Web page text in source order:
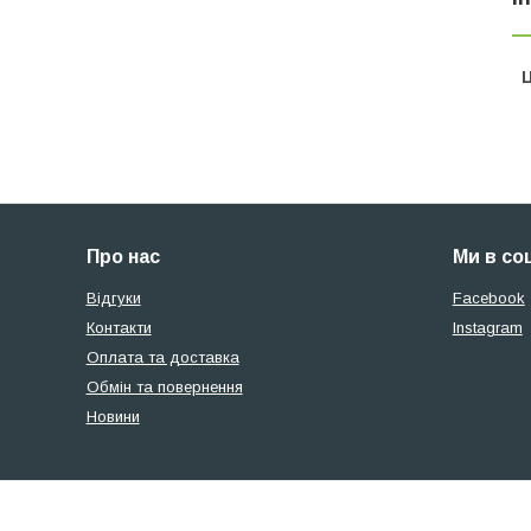
Про нас
Відгуки
Контакти
Оплата та доставка
Обмін та повернення
Новини
Ми в
Facebook
Instagram